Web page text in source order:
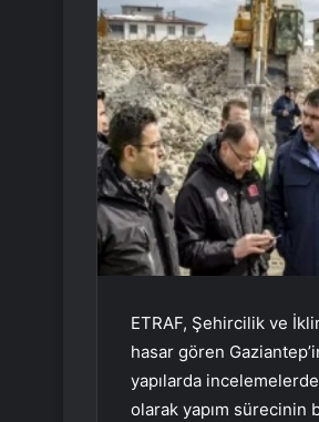
ETRAF, Şehircilik ve
hasar gören
yapılarda incelemelerde
olarak yapım sürecinin